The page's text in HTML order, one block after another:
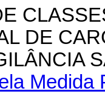
DE
Medida